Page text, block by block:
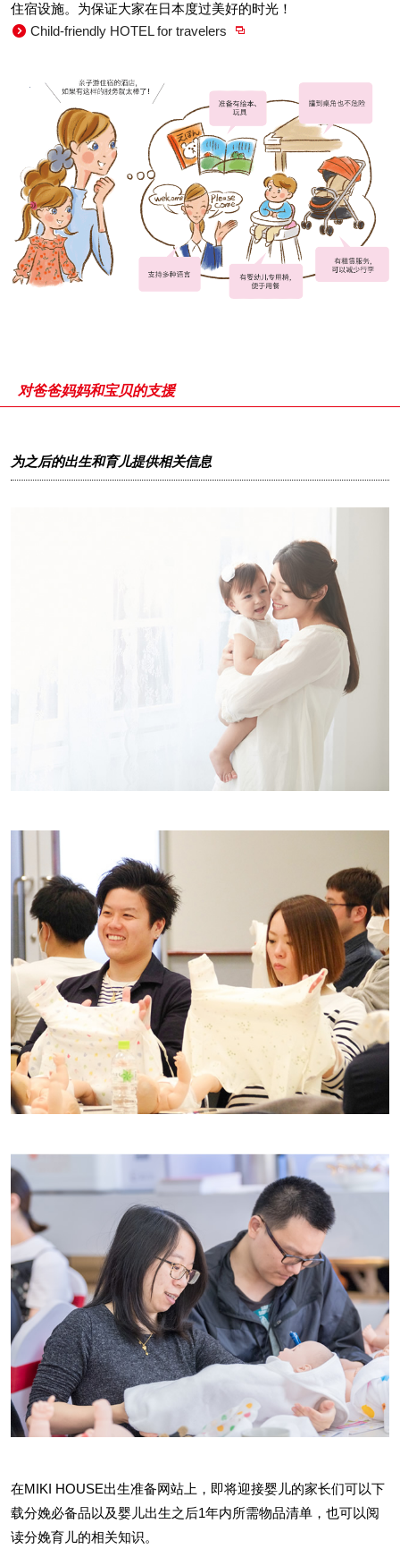
住宿设施。为保证大家在日本度过美好的时光！
Child-friendly HOTEL for travelers
对爸爸妈妈和宝贝的支援
为之后的出生和育儿提供相关信息
在MIKI HOUSE出生准备网站上，即将迎接婴儿的家长们可以下
载分娩必备品以及婴儿出生之后1年内所需物品清单，也可以阅
读分娩育儿的相关知识。